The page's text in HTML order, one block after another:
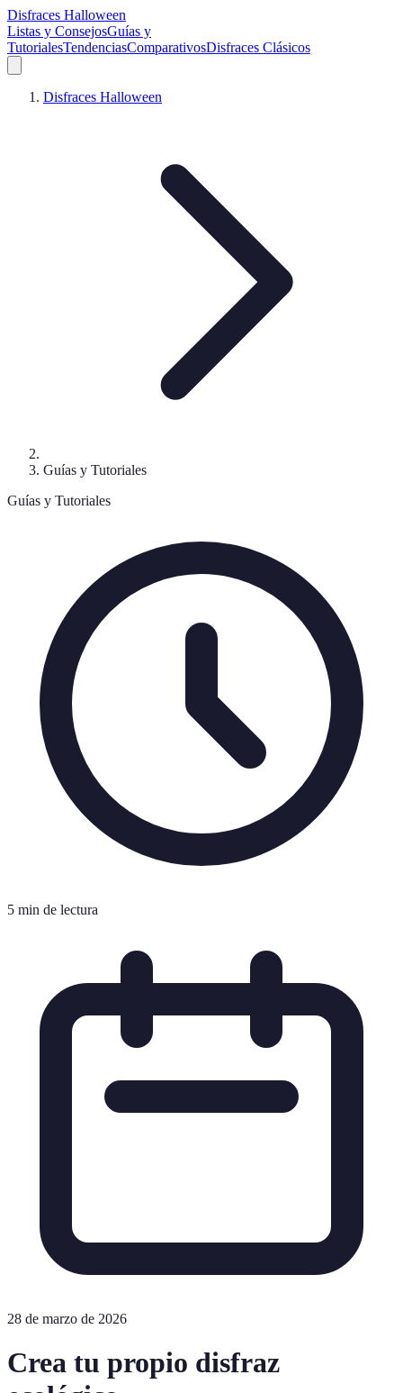
Disfraces Halloween
Listas y ConsejosGuías y
TutorialesTendenciasComparativosDisfraces Clásicos
Disfraces Halloween
Guías y Tutoriales
Guías y Tutoriales
5 min de lectura
28 de marzo de 2026
Crea tu propio disfraz